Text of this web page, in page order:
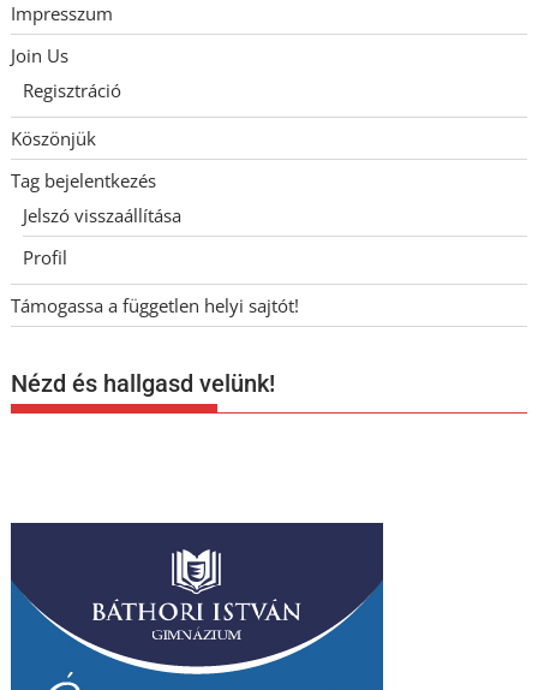
Impresszum
Join Us
Regisztráció
Köszönjük
Tag bejelentkezés
Jelszó visszaállítása
Profil
Támogassa a független helyi sajtót!
Nézd és hallgasd velünk!